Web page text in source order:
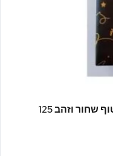
MELBON.שוקלד פרלינים עטוף שחור וזהב 125